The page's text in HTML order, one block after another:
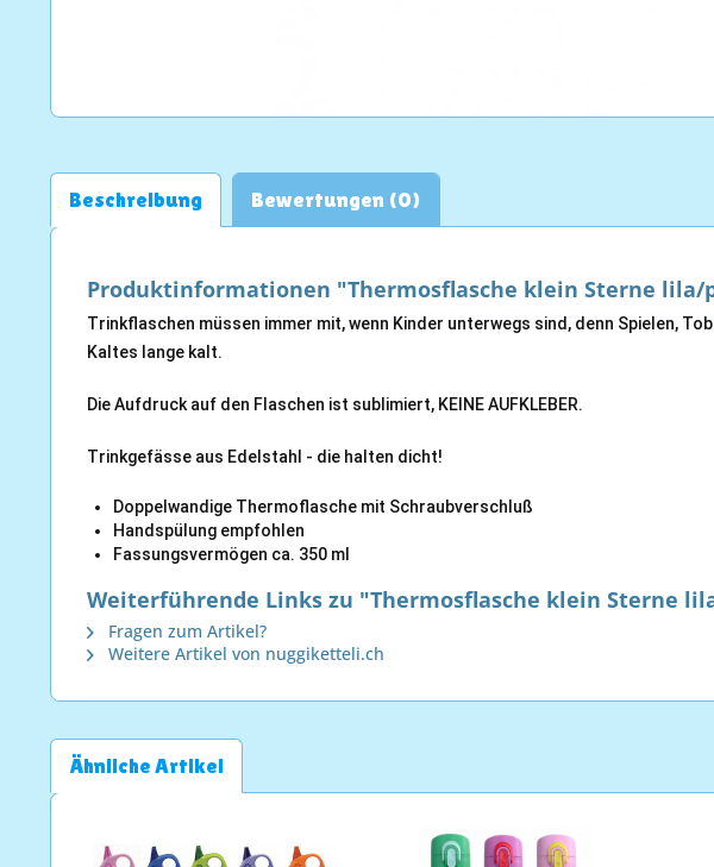
Beschreibung Bewertungen (0)
Produktinformationen "Thermosflasche klein Sterne lila/
Trinkflaschen müssen immer mit, wenn Kinder unterwegs sind, denn Spielen,
Kaltes lange kalt.
Die Aufdruck auf den Flaschen ist sublimiert, KEINE AUFKLEBER.
Trinkgefässe aus Edelstahl - die halten dicht!
Doppelwandige Thermoflasche mit Schraubverschluß
Handspülung empfohlen
Fassungsvermögen ca. 350 ml
Weiterführende Links zu "Thermosflasche klein Sterne
Fragen zum Artikel?
Weitere Artikel von nuggiketteli.ch
Ähnliche Artikel